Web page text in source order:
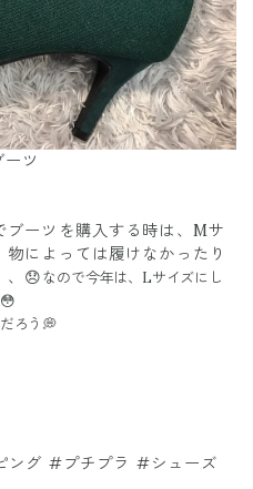
ツ
ーツを購入する時は、Mサ
によっては履けなかったり
、😞なので今年は、Lサイズにし
ろう💭
ング #プチプラ #シューズ